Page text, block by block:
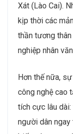
Xát (Lào Cai).
kịp thời các
thần tương
nghiệp nhân
Hơn thế nữa,
công nghệ cao
tích cực lâu
người dân ngay